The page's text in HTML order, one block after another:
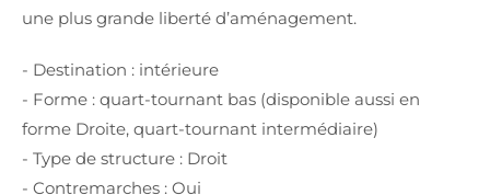
une plus grande liberté d’aménagement.
- Destination : intérieure
- Forme : quart-tournant bas (disponible aussi en
forme Droite, quart-tournant intermédiaire)
- Type de structure : Droit
- Contremarches : Oui